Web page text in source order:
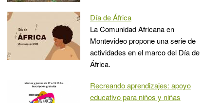
Día de África
La Comunidad Africana en
Montevideo propone una serie de
actividades en el marco del Día de
África.
Recreando aprendizajes: apoyo
educativo para niños y niñas